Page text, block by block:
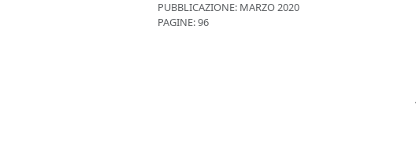
PUBBLICAZIONE: MARZO 2020
PAGINE: 96